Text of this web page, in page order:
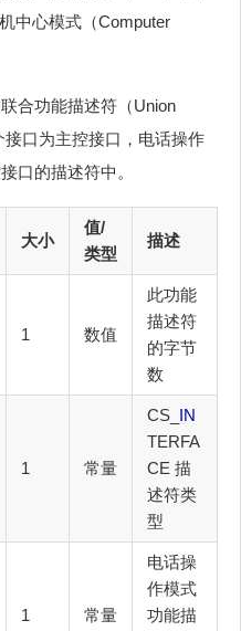
中心模式（Computer
合功能描述符（Union
口为主控接口，电话操作
口的描述符中。
大小
值/
类型
描述
1 数值
此功能
描述符
的字节
数
1 常量
CS_ IN
TERFA
CE 描
述符类
型
1 常量
电话操
作模式
功能描